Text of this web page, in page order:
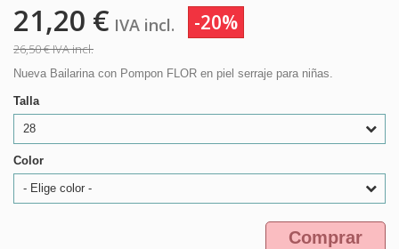
21,20 € IVA incl. -20%
26,50 €IVA incl.
Nueva Bailarina con Pompon FLOR en piel serraje para niñas.
Talla
28
Color
- Elige color -
Comprar